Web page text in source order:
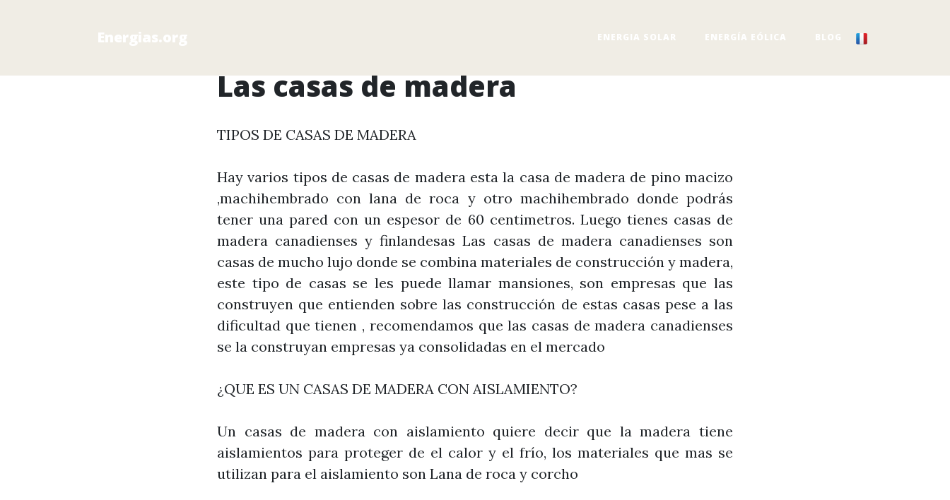
Energias.org ENERGIA SOLAR ENERGÍA EÓLICA BLOG
Las casas de madera
TIPOS DE CASAS DE MADERA
Hay varios tipos de casas de madera esta la casa de madera de pino macizo
,machihembrado con lana de roca y otro machihembrado donde podrás
tener una pared con un espesor de 60 centimetros. Luego tienes casas de
madera canadienses y finlandesas Las casas de madera canadienses son
casas de mucho lujo donde se combina materiales de construcción y madera,
este tipo de casas se les puede llamar mansiones, son empresas que las
construyen que entienden sobre las construcción de estas casas pese a las
dificultad que tienen , recomendamos que las casas de madera canadienses
se la construyan empresas ya consolidadas en el mercado
¿QUE ES UN CASAS DE MADERA CON AISLAMIENTO?
Un casas de madera con aislamiento quiere decir que la madera tiene
aislamientos para proteger de el calor y el frío, los materiales que mas se
utilizan para el aislamiento son Lana de roca y corcho